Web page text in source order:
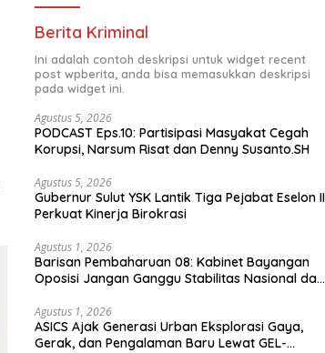
Berita Kriminal
Ini adalah contoh deskripsi untuk widget recent
post wpberita, anda bisa memasukkan deskripsi
pada widget ini.
Agustus 5, 2026
PODCAST Eps.10: Partisipasi Masyakat Cegah
Korupsi, Narsum Risat dan Denny Susanto.SH
Agustus 5, 2026
Gubernur Sulut YSK Lantik Tiga Pejabat Eselon II,
Perkuat Kinerja Birokrasi
Agustus 1, 2026
Barisan Pembaharuan 08: Kabinet Bayangan
Oposisi Jangan Ganggu Stabilitas Nasional dan
Agustus 1, 2026
ASICS Ajak Generasi Urban Eksplorasi Gaya,
Gerak, dan Pengalaman Baru Lewat GEL-